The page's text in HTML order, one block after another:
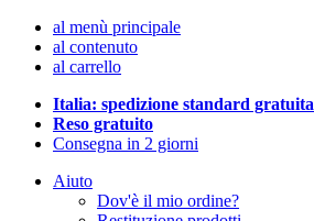
al menù principale
al contenuto
al carrello
Italia: spedizione standard gratuita
Reso gratuito
Consegna in 2 giorni
Aiuto
Dov'è il mio ordine?